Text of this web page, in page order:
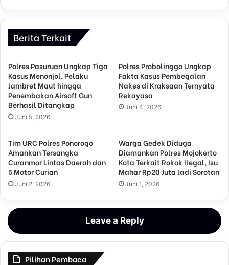
Berita Terkait
Polres Pasuruan Ungkap Tiga
Kasus Menonjol, Pelaku
Jambret Maut hingga
Penembakan Airsoft Gun
Berhasil Ditangkap
Juni 5, 2026
Polres Probolinggo Ungkap
Fakta Kasus Pembegalan
Nakes di Kraksaan Ternyata
Rekayasa
Juni 4, 2026
Tim URC Polres Ponorogo
Amankan Tersangka
Curanmor Lintas Daerah dan
5 Motor Curian
Juni 2, 2026
Warga Gedek Diduga
Diamankan Polres Mojokerto
Kota Terkait Rokok Ilegal, Isu
Mahar Rp20 Juta Jadi Sorotan
Juni 1, 2026
Leave a Reply
Pilihan Pembaca